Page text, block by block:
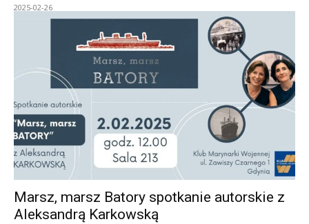
2025-02-26
Marsz, marsz Batory spotkanie autorskie z
Aleksandrą Karkowską